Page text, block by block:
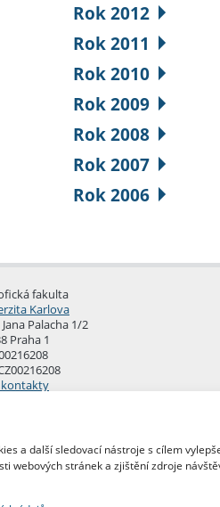
a další sledovací nástroje s cílem
webových stránek a zjištění zdroje
Rok 2012
Rok 2011
Rok 2010
Rok 2009
Rok 2008
Rok 2007
Rok 2006
fakulta
Karlova
Palacha 1/2
Praha 1
kontakty